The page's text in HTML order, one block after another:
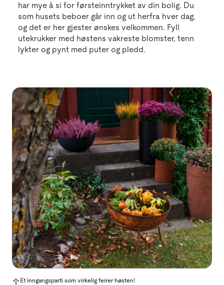
har mye å si for førsteinntrykket av din bolig. Du
som husets beboer går inn og ut herfra hver dag,
og det er her gjester ønskes velkommen. Fyll
utekrukker med høstens vakreste blomster, tenn
lykter og pynt med puter og pledd.
Et inngangsparti som virkelig feirer høsten!